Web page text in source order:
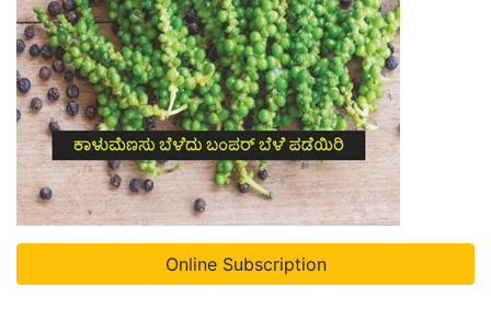
Online Subscription